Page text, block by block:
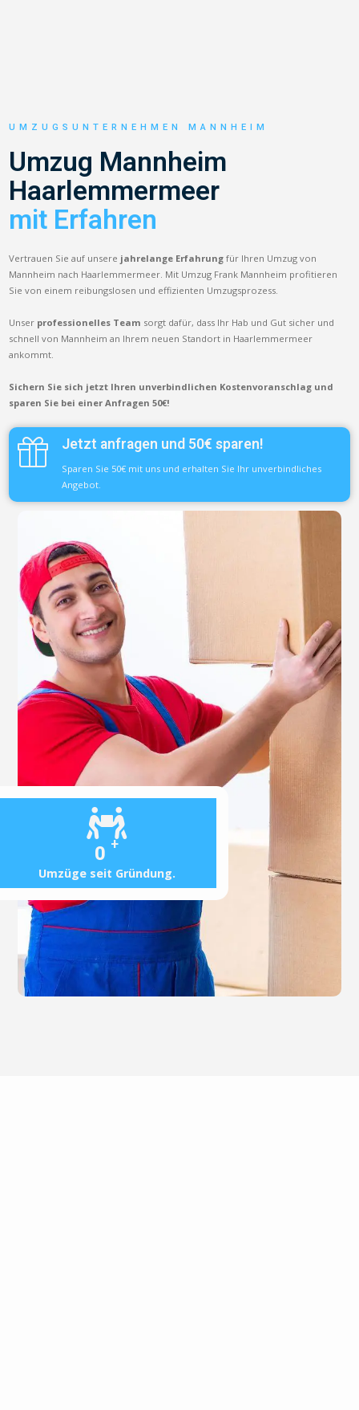
0 +
Umzüge seit Gründung.
UMZUGSUNTERNEHMEN MANNHEIM
Umzug Mannheim
Haarlemmermeer
mit Erfahren
Vertrauen Sie auf unsere jahrelange Erfahrung für Ihren Umzug von
Mannheim nach Haarlemmermeer. Mit Umzug Frank Mannheim profitieren
Sie von einem reibungslosen und effizienten Umzugsprozess.
Unser professionelles Team sorgt dafür, dass Ihr Hab und Gut sicher und
schnell von Mannheim an Ihrem neuen Standort in Haarlemmermeer
ankommt.
Sichern Sie sich jetzt Ihren unverbindlichen Kostenvoranschlag und
sparen Sie bei einer Anfragen 50€!
Jetzt anfragen und 50€ sparen!
Sparen Sie 50€ mit uns und erhalten Sie Ihr unverbindliches
Angebot.